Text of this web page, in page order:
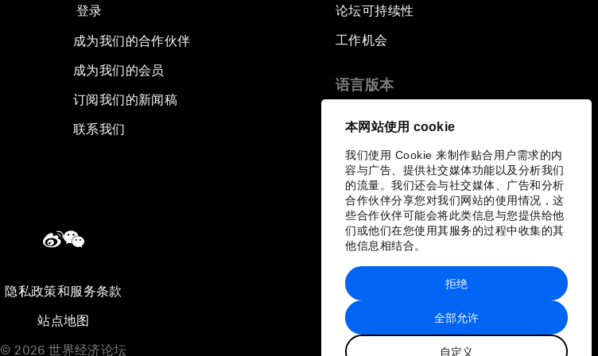
本网站使用 cookie
我们使用 Cookie 来制作贴合用户需求的内
容与广告、提供社交媒体功能以及分析我们
的流量。我们还会与社交媒体、广告和分析
合作伙伴分享您对我们网站的使用情况，这
些合作伙伴可能会将此类信息与您提供给他
们或他们在您使用其服务的过程中收集的其
他信息相结合。
全部允许
自定义
拒绝
登录
成为我们的合作伙伴
成为我们的会员
订阅我们的新闻稿
联系我们
论坛可持续性
工作机会
语言版本
隐私政策和服务条款
站点地图
© 2026 世界经济论坛